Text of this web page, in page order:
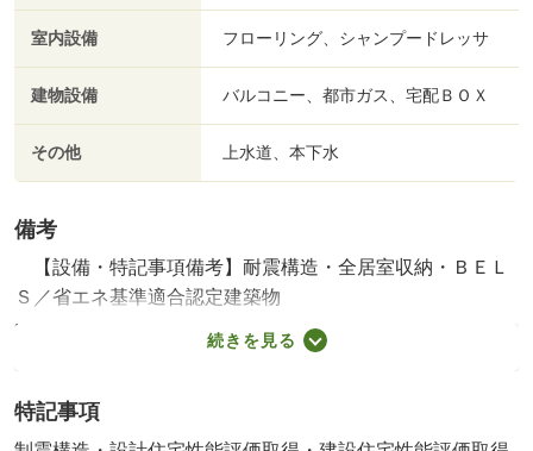
室内設備 フローリング、シャンプードレッサ
建物設備 バルコニー、都市ガス、宅配ＢＯＸ
その他 上水道、本下水
備考
【設備・特記事項備考】耐震構造・全居室収納・ＢＥＬ
Ｓ／省エネ基準適合認定建築物
建築確認：有/NO.第Ｒ０７ＳＨＣ１２２６５３号
続きを見る
特記事項